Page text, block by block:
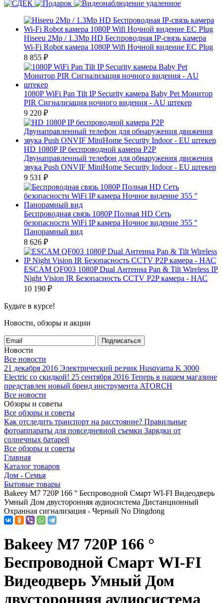
Hiseeu 2Mp / 1.3Mp HD Беспроводная IP-связь камера
Wi-Fi Robot камера 1080P Wifi Ночной видение ЕС Plug
8 855 ₽
1080P WiFi Pan Tilt IP Security камера Baby Pet Монитор
PIR Сигнализация ночного видения - AU штекер
9 220 ₽
HD 1080P IP беспроводной камера P2P
Двунаправленный телефон для обнаружения движения
звука Push ONVIF MiniHome Security Indoor - EU штекер
9 531 ₽
Беспроводная связь 1080P Полная HD Сеть
безопасности WiFi IP камера Ночное видение 355 °
Панорамный вид
8 626 ₽
ESCAM QF003 1080P Dual Антенна Pan & Tilt Wireless IP
Night Vision IR Безопасность CCTV P2P камера - НАС
10 190 ₽
Будьте в курсе!
Новости, обзоры и акции
Подписаться
Новости
Все новости
21 декабря 2016 Электрический резчик Husqvarna K 3000
Electric со скидкой! 25 сентября 2016 Теперь в нашем магазине
представлен новый бренд инструмента ATORCH
Все новости
Обзоры и советы
Все обзоры и советы
Как отследить транспорт на расстояние? Правильные
фотоаппараты для повседневной съемки Зарядки от
солнечных батарей
Все обзоры и советы
Главная
Каталог товаров
Дом - Семья
Бытовые товары
Bakeey M7 720P 166 ° Беспроводной Смарт WI-FI Видеодверь
Умный Дом двусторонняя аудиосистема Дистанционный
Охранная сигнализация - Черный No Dingdong
Bakeey M7 720P 166 °
Беспроводной Смарт WI-FI
Видеодверь Умный Дом
двусторонняя аудиосистема